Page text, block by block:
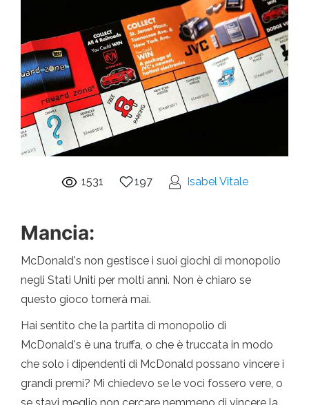
1531 197 Isabel Vitale
Mancia:
McDonald's non gestisce i suoi giochi di monopolio
negli Stati Uniti per molti anni. Non è chiaro se
questo gioco tornerà mai.
Hai sentito che la partita di monopolio di
McDonald's è una truffa, o che è truccata in modo
che solo i dipendenti di McDonald possano vincere i
grandi premi? Mi chiedevo se le voci fossero vere, o
se stavi meglio non cercare nemmeno di vincere la